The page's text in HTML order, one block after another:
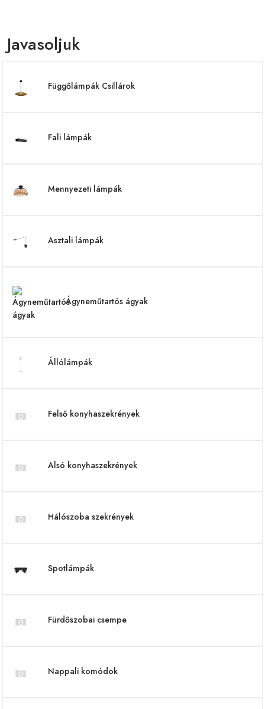
Javasoljuk
Függőlámpák Csillárok
Fali lámpák
Mennyezeti lámpák
Asztali lámpák
Ágyneműtartós ágyak
Állólámpák
Felső konyhaszekrények
Alsó konyhaszekrények
Hálószoba szekrények
Spotlámpák
Fürdőszobai csempe
Nappali komódok